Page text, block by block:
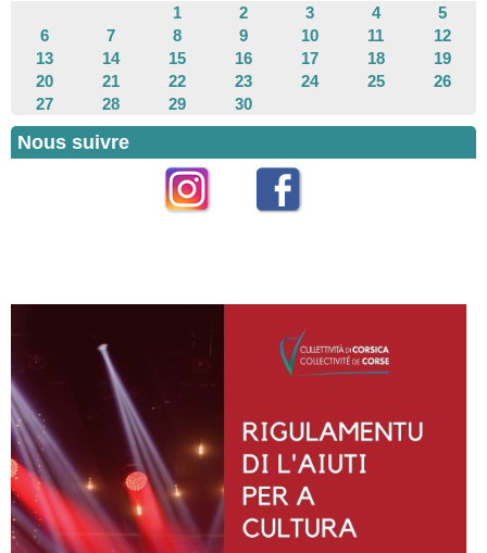
1
2 3 4
5
6
7 8 9 10 11
12
13
14 15 16 17 18
19
20
21 22 23 24 25
26
27
28 29 30
Nous suivre